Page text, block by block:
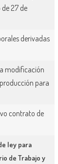
27 de
derivadas
modificación
para
contrato de
ley para
de Trabajo y